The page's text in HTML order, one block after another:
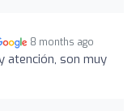
8 months ago
atención, son muy